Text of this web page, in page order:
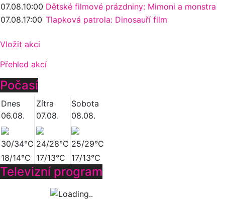
07.08.10:00 Dětské filmové prázdniny: Mimoni a monstra
07.08.17:00 Tlapková patrola: Dinosauří film
Vložit akci
Přehled akcí
Počasí
Dnes
06.08.
Zítra
07.08.
Sobota
08.08.
30/34°C 24/28°C 25/29°C
18/14°C
17/13°C 17/13°C
Televizní program